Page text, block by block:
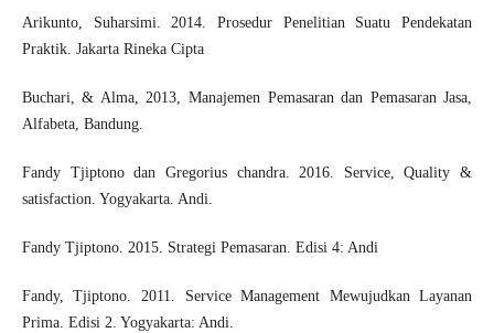
Arikunto, Suharsimi. 2014. Prosedur Penelitian Suatu Pendekatan
Praktik. Jakarta Rineka Cipta
Buchari, & Alma, 2013, Manajemen Pemasaran dan Pemasaran Jasa,
Alfabeta, Bandung.
Fandy Tjiptono dan Gregorius chandra. 2016. Service, Quality &
satisfaction. Yogyakarta. Andi.
Fandy Tjiptono. 2015. Strategi Pemasaran. Edisi 4: Andi
Fandy, Tjiptono. 2011. Service Management Mewujudkan Layanan
Prima. Edisi 2. Yogyakarta: Andi.